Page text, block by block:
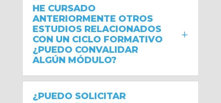
HE CURSADO
ANTERIORMENTE OTROS
ESTUDIOS RELACIONADOS
CON UN CICLO FORMATIVO
¿PUEDO CONVALIDAR
ALGÚN MÓDULO?
¿PUEDO SOLICITAR